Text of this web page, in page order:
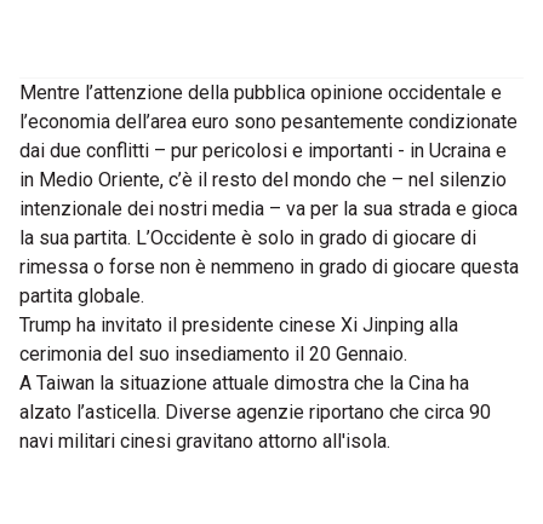
Mentre l’attenzione della pubblica opinione occidentale e
l’economia dell’area euro sono pesantemente condizionate
dai due conflitti – pur pericolosi e importanti - in Ucraina e
in Medio Oriente, c’è il resto del mondo che – nel silenzio
intenzionale dei nostri media – va per la sua strada e gioca
la sua partita. L’Occidente è solo in grado di giocare di
rimessa o forse non è nemmeno in grado di giocare questa
partita globale.
Trump ha invitato il presidente cinese Xi Jinping alla
cerimonia del suo insediamento il 20 Gennaio.
A Taiwan la situazione attuale dimostra che la Cina ha
alzato l’asticella. Diverse agenzie riportano che circa 90
navi militari cinesi gravitano attorno all'isola.